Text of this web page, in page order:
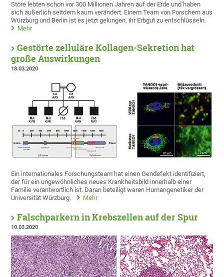
Störe lebten schon vor 300 Millionen Jahren auf der Erde und haben
sich äußerlich seitdem kaum verändert. Einem Team von Forschern aus
Würzburg und Berlin ist es jetzt gelungen, ihr Erbgut zu entschlüsseln.
Mehr
Gestörte zelluläre Kollagen-Sekretion hat
große Auswirkungen
18.03.2020
Ein internationales Forschungsteam hat einen Gendefekt identifiziert,
der für ein ungewöhnliches neues Krankheitsbild innerhalb einer
Familie verantwortlich ist. Daran beteiligt waren Humangenetiker der
Universität Würzburg.
Mehr
Falschparkern in Krebszellen auf der Spur
10.03.2020